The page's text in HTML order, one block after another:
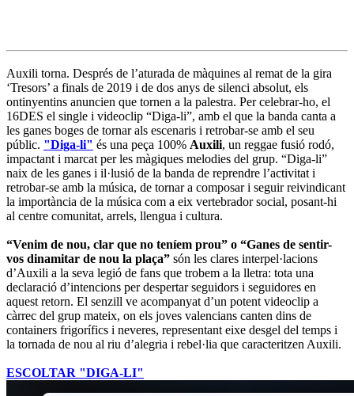
Auxili torna. Després de l’aturada de màquines al remat de la gira
‘Tresors’ a finals de 2019 i de dos anys de silenci absolut, els
ontinyentins anuncien que tornen a la palestra. Per celebrar-ho, el
16DES el single i videoclip “Diga-li”, amb el que la banda canta a
les ganes boges de tornar als escenaris i retrobar-se amb el seu
públic. "Diga-li" és una peça 100% Auxili, un reggae fusió rodó,
impactant i marcat per les màgiques melodies del grup. “Diga-li”
naix de les ganes i il·lusió de la banda de reprendre l’activitat i
retrobar-se amb la música, de tornar a composar i seguir reivindicant
la importància de la música com a eix vertebrador social, posant-hi
al centre comunitat, arrels, llengua i cultura.
“Venim de nou, clar que no teníem prou” o “Ganes de sentir-
vos dinamitar de nou la plaça” són les clares interpel·lacions
d’Auxili a la seva legió de fans que trobem a la lletra: tota una
declaració d’intencions per despertar seguidors i seguidores en
aquest retorn. El senzill ve acompanyat d’un potent videoclip a
càrrec del grup mateix, on els joves valencians canten dins de
containers frigorífics i neveres, representant eixe desgel del temps i
la tornada de nou al riu d’alegria i rebel·lia que caracteritzen Auxili.
ESCOLTAR "DIGA-LI"